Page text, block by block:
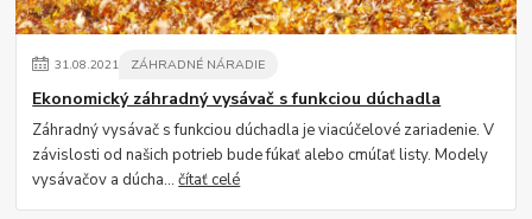
31.08.2021 ZÁHRADNÉ NÁRADIE
Ekonomický záhradný vysávač s funkciou dúchadla
Záhradný vysávač s funkciou dúchadla je viacúčelové zariadenie. V
závislosti od našich potrieb bude fúkať alebo cmúľať listy. Modely
vysávačov a dúcha...čítať celé